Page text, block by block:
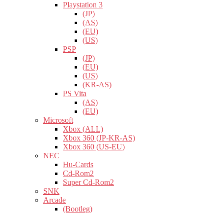
Playstation 3
(JP)
(AS)
(EU)
(US)
PSP
(JP)
(EU)
(US)
(KR-AS)
PS Vita
(AS)
(EU)
Microsoft
Xbox (ALL)
Xbox 360 (JP-KR-AS)
Xbox 360 (US-EU)
NEC
Hu-Cards
Cd-Rom2
Super Cd-Rom2
SNK
Arcade
(Bootleg)